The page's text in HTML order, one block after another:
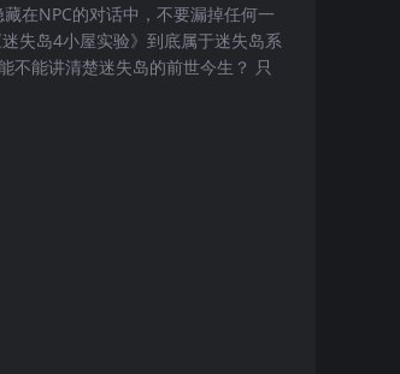
在NPC的对话中，不要漏掉任何一
失岛4小屋实验》到底属于迷失岛系
不能讲清楚迷失岛的前世今生？ 只